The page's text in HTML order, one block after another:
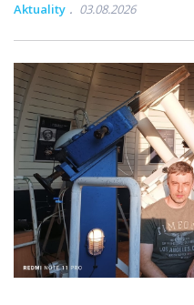
Aktuality 03.08.2026